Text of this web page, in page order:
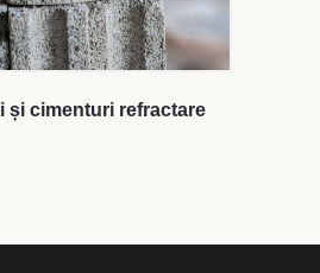
și cimenturi refractare